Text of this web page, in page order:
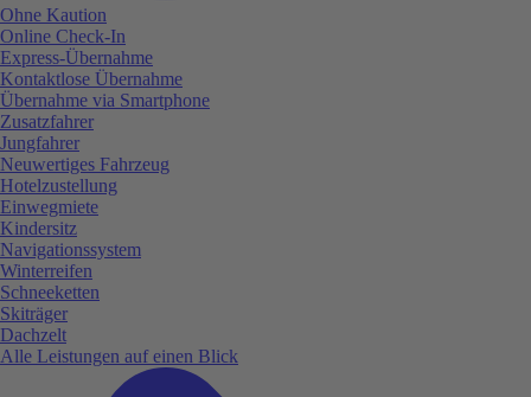
Ohne Kaution
Online Check-In
Express-Übernahme
Kontaktlose Übernahme
Übernahme via Smartphone
Zusatzfahrer
Jungfahrer
Neuwertiges Fahrzeug
Hotelzustellung
Einwegmiete
Kindersitz
Navigationssystem
Winterreifen
Schneeketten
Skiträger
Dachzelt
Alle Leistungen auf einen Blick